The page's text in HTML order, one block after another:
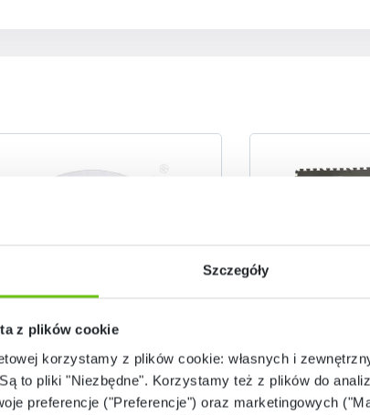
Szczegóły
z plików cookie
korzystamy z plików cookie: własnych i
to pliki "Niezbędne". Korzystamy też z plików do
preferencje ("Preferencje") oraz marketingowych
Dostępny
Mata malucha z misiem